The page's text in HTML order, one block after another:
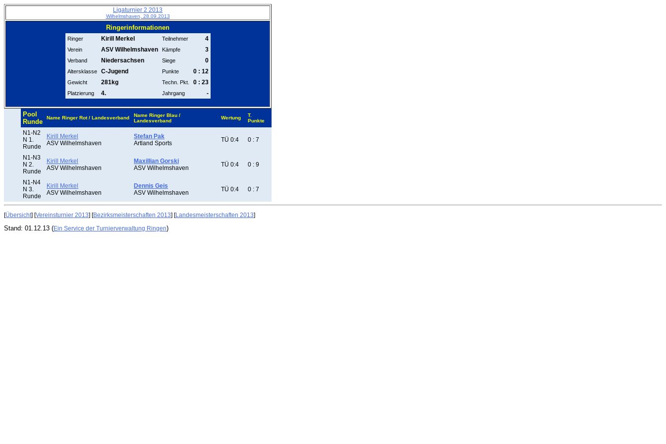
Ligaturnier 2 2013
Wilhelmshaven, 28.09.2013
Ringerinformationen
Ringer Kirill Merkel Teilnehmer 4
Verein ASV Wilhelmshaven Kämpfe 3
Verband Niedersachsen Siege 0
Altersklasse C-Jugend Punkte 0 : 12
Gewicht 281kg Techn. Pkt. 0 : 23
Platzierung 4. Jahrgang -
Pool
Runde
Name Ringer Rot / Landesverband
Name Ringer Blau /
Landesverband
Wertung
T.
Punkte
N1-N2
N 1.
Runde
Kirill Merkel
ASV Wilhelmshaven
Stefan Pak
Artland Sports
TÜ 0:4 0 : 7
N1-N3
N 2.
Runde
Kirill Merkel
ASV Wilhelmshaven
Maxillian Gorski
ASV Wilhelmshaven
TÜ 0:4 0 : 9
N1-N4
N 3.
Runde
Kirill Merkel
ASV Wilhelmshaven
Dennis Geis
ASV Wilhelmshaven
TÜ 0:4 0 : 7
[Übersicht] [Vereinsturnier 2013] [Bezirksmeisterschaften 2013] [Landesmeisterschaften 2013]
Stand: 01.12.13 (Ein Service der Turnierverwaltung Ringen)